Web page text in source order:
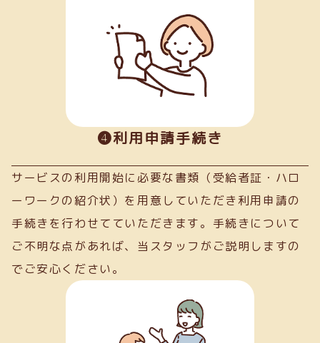
➍利用申請手続き
サービスの利用開始に必要な書類（受給者証・ハロ
ーワークの紹介状）を用意していただき利用申請の
手続きを行わせてていただきます。手続きについて
ご不明な点があれば、当スタッフがご説明しますの
でご安心ください。